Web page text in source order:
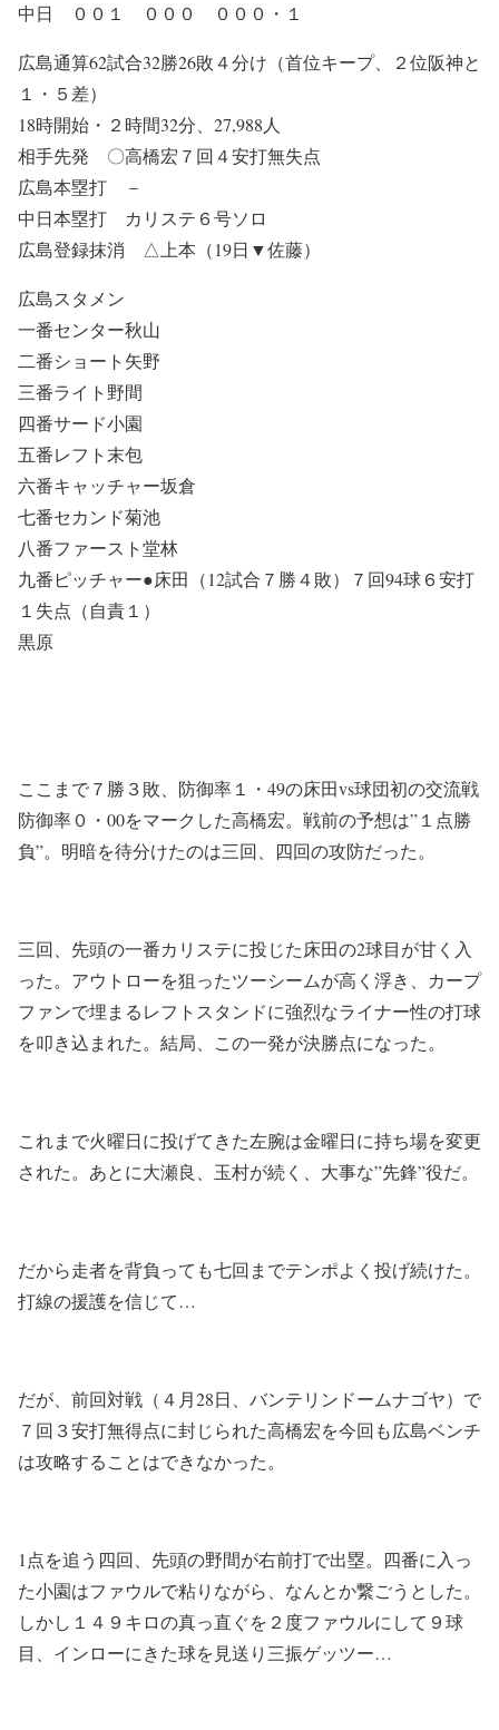
中日 ００１ ０００ ０００・１
広島通算62試合32勝26敗４分け（首位キープ、２位阪神と
１・５差）
18時開始・２時間32分、27,988人
相手先発 〇高橋宏７回４安打無失点
広島本塁打 －
中日本塁打 カリステ６号ソロ
広島登録抹消 △上本（19日▼佐藤）
広島スタメン
一番センター秋山
二番ショート矢野
三番ライト野間
四番サード小園
五番レフト末包
六番キャッチャー坂倉
七番セカンド菊池
八番ファースト堂林
九番ピッチャー●床田（12試合７勝４敗）７回94球６安打
１失点（自責１）
黒原
ここまで７勝３敗、防御率１・49の床田vs球団初の交流戦
防御率０・00をマークした高橋宏。戦前の予想は”１点勝
負”。明暗を待分けたのは三回、四回の攻防だった。
三回、先頭の一番カリステに投じた床田の2球目が甘く入
った。アウトローを狙ったツーシームが高く浮き、カープ
ファンで埋まるレフトスタンドに強烈なライナー性の打球
を叩き込まれた。結局、この一発が決勝点になった。
これまで火曜日に投げてきた左腕は金曜日に持ち場を変更
された。あとに大瀬良、玉村が続く、大事な”先鋒”役だ。
だから走者を背負っても七回までテンポよく投げ続けた。
打線の援護を信じて…
だが、前回対戦（４月28日、バンテリンドームナゴヤ）で
７回３安打無得点に封じられた高橋宏を今回も広島ベンチ
は攻略することはできなかった。
1点を追う四回、先頭の野間が右前打で出塁。四番に入っ
た小園はファウルで粘りながら、なんとか繋ごうとした。
しかし１４９キロの真っ直ぐを２度ファウルにして９球
目、インローにきた球を見送り三振ゲッツー…